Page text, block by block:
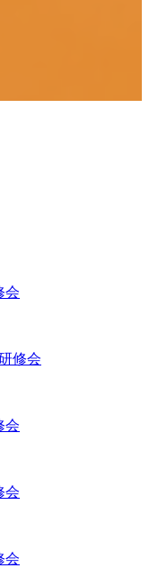
会
修会
会
会
会